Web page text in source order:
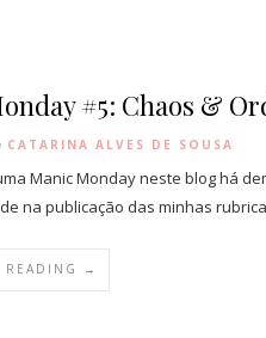
#5: Chaos &
CATARINA ALVES DE SOUSA
Manic Monday neste blog há
na publicação das minhas
READING →